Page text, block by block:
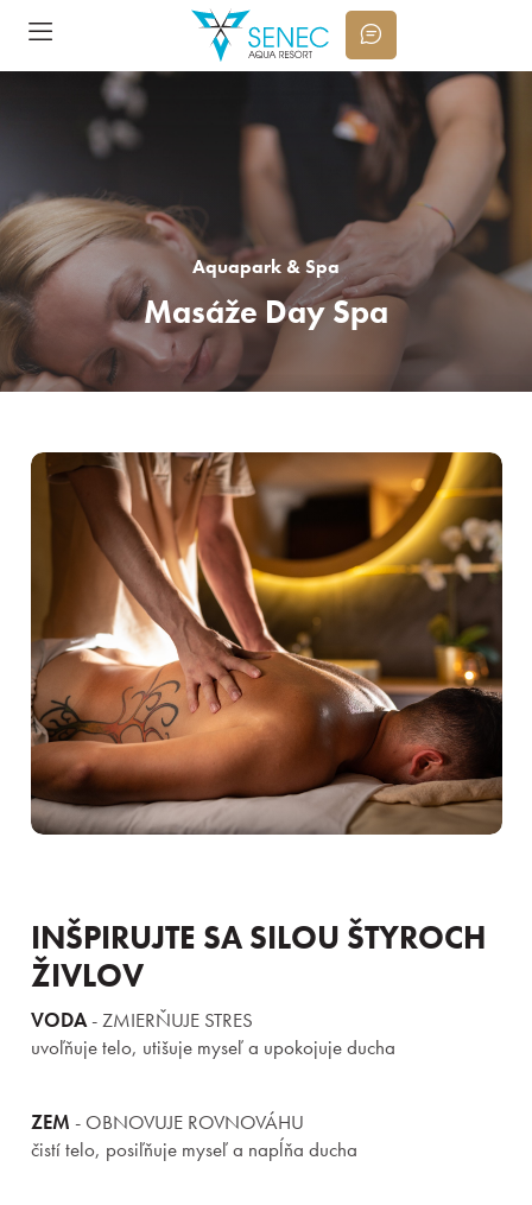
Aquapark & Spa
Masáže Day Spa
INŠPIRUJTE SA SILOU ŠTYROCH
ŽIVLOV
VODA- ZMIERŇUJE STRES
uvoľňuje telo, utišuje myseľ a upokojuje ducha
ZEM - OBNOVUJE ROVNOVÁHU
čistí telo, posiľňuje myseľ a napĺňa ducha